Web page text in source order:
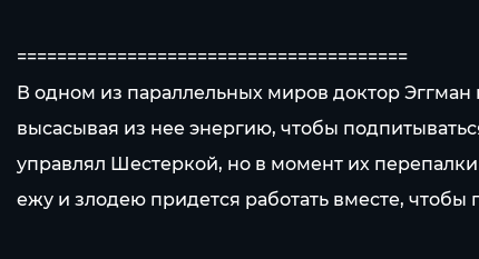
=======================================
В одном из параллельных миров доктор
высасывая из нее энергию, чтобы
управлял Шестеркой, но в момент их
ежу и злодею придется работать вместе, чтобы